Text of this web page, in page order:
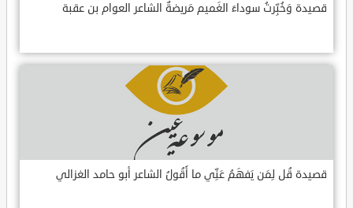
قصيدة وَخُبِّرتُ سوداءَ الغَميم مَريضةٌ الشاعر العوام بن عقبة
قصيدة قُل لِمَن يَفهَمُ عَنِّي ما أَقُولُ الشاعر أبو حامد الغزالي